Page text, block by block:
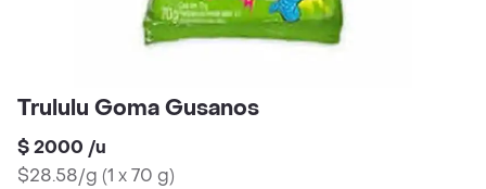
Trululu Goma Gusanos
$ 2000 /u
$28.58/g (1 x 70 g)